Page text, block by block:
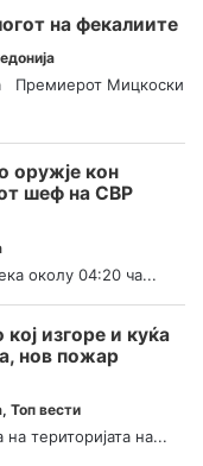
на фекалиите
Премиерот Мицкоски
оружје кон
шеф на СВР
околу 04:20 ча...
изгоре и куќа
нов пожар
, Топ вести
територијата на...